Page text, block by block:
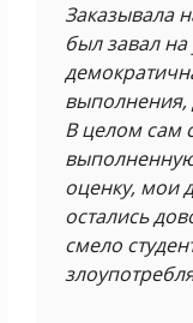
Заказывала
был завал на
В целом сам
оценку, мои
остались
смело